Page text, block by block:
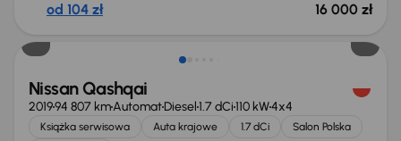
od 104 zł 16 000 zł
Nissan Qashqai
201994 807 kmAutomatDiesel1.7 dCi110 kW4x4
Książka serwisowa Auta krajowe 1.7 dCi
Salon Polska